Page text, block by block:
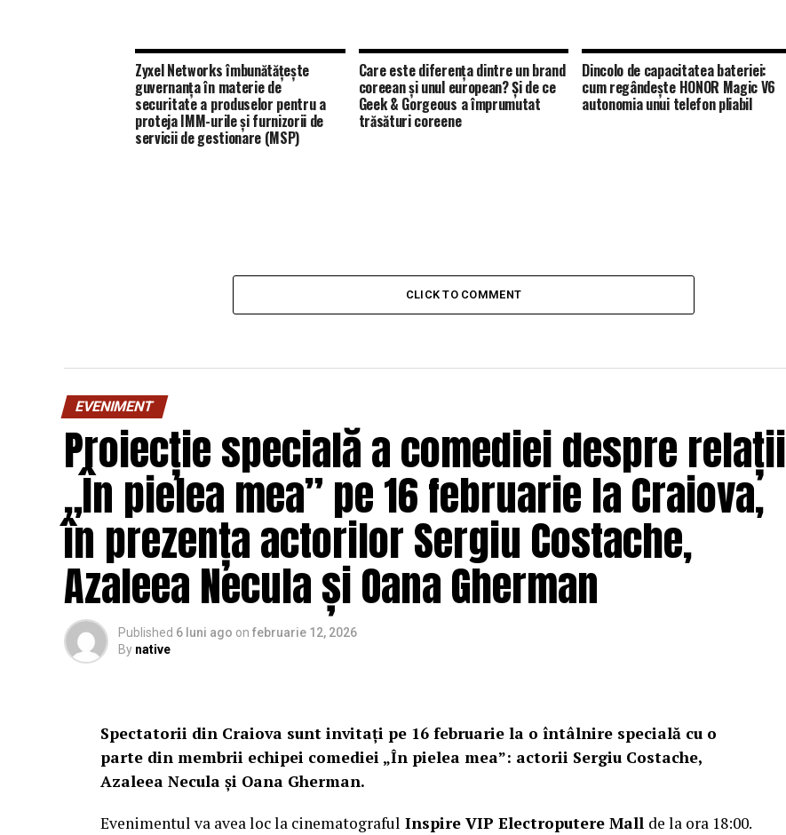
Zyxel Networks îmbunătățește
guvernanța în materie de
securitate a produselor pentru a
proteja IMM-urile și furnizorii de
servicii de gestionare (MSP)
Care este diferența dintre un brand
coreean și unul european? Și de ce
Geek & Gorgeous a împrumutat
trăsături coreene
Dincolo de capacitatea bateriei:
cum regândește HONOR Magic V6
autonomia unui telefon pliabil
CLICK TO COMMENT
EVENIMENT
Proiecție specială a comediei despre relații
„În pielea mea” pe 16 februarie la Craiova,
în prezența actorilor Sergiu Costache,
Azaleea Necula și Oana Gherman
Published 6 luni ago on februarie 12, 2026
By native
Spectatorii din Craiova sunt invitați pe 16 februarie la o întâlnire specială cu o
parte din membrii echipei comediei „În pielea mea”: actorii Sergiu Costache,
Azaleea Necula și Oana Gherman.
Evenimentul va avea loc la cinematograful Inspire VIP Electroputere Mall de la ora 18:00.